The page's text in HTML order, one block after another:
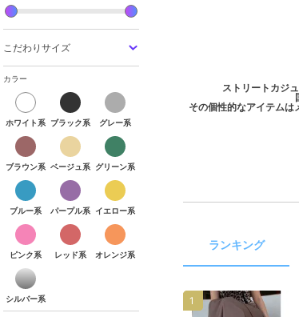
こだわりサイズ
カラー
ホワイト系
ホワイト系
ブラック系
ブラック系
グレー系
グレー系
ブラウン系
ブラウン系
ベージュ系
ベージュ系
グリーン系
グリーン系
ブルー系
ブルー系
パープル系
パープル系
イエロー系
イエロー系
ピンク系
ピンク系
レッド系
レッド系
オレンジ系
オレンジ系
シルバー系
シルバー系
ストリートカジ
ランキング
1